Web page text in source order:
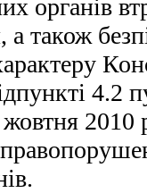
органів
також
4.2